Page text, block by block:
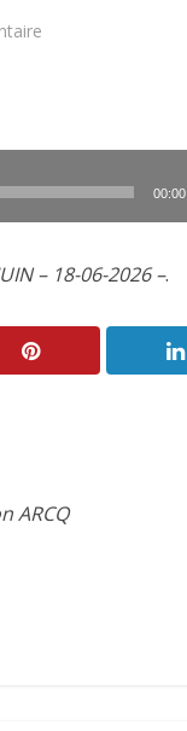
00:00
– 18-06-2026 –.
ARCQ